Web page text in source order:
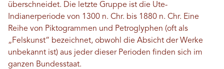
überschneidet. Die letzte Gruppe ist die Ute-
Indianerperiode von 1300 n. Chr. bis 1880 n. Chr. Eine
Reihe von Piktogrammen und Petroglyphen (oft als
„Felskunst“ bezeichnet, obwohl die Absicht der Werke
unbekannt ist) aus jeder dieser Perioden finden sich im
ganzen Bundesstaat.